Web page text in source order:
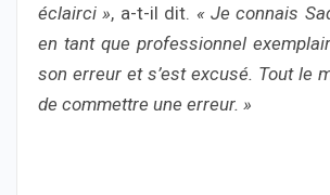
éclairci », a-t-il dit. « Je connais
en tant que professionnel
son erreur et s’est excusé. Tout le
de commettre une erreur. »